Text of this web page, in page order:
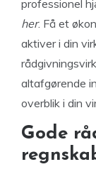
professionel
her. Få et
aktiver i din
altafgørende
overblik i din
Gode